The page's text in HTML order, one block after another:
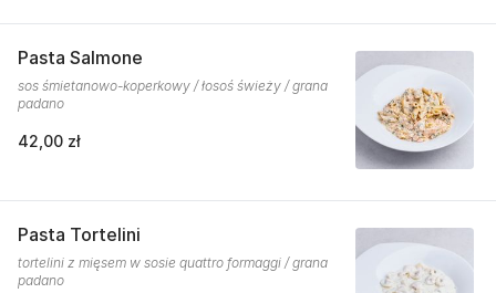
Pasta Salmone
sos śmietanowo-koperkowy / łosoś świeży / grana
padano
42,00 zł
Pasta Tortelini
tortelini z mięsem w sosie quattro formaggi / grana
padano